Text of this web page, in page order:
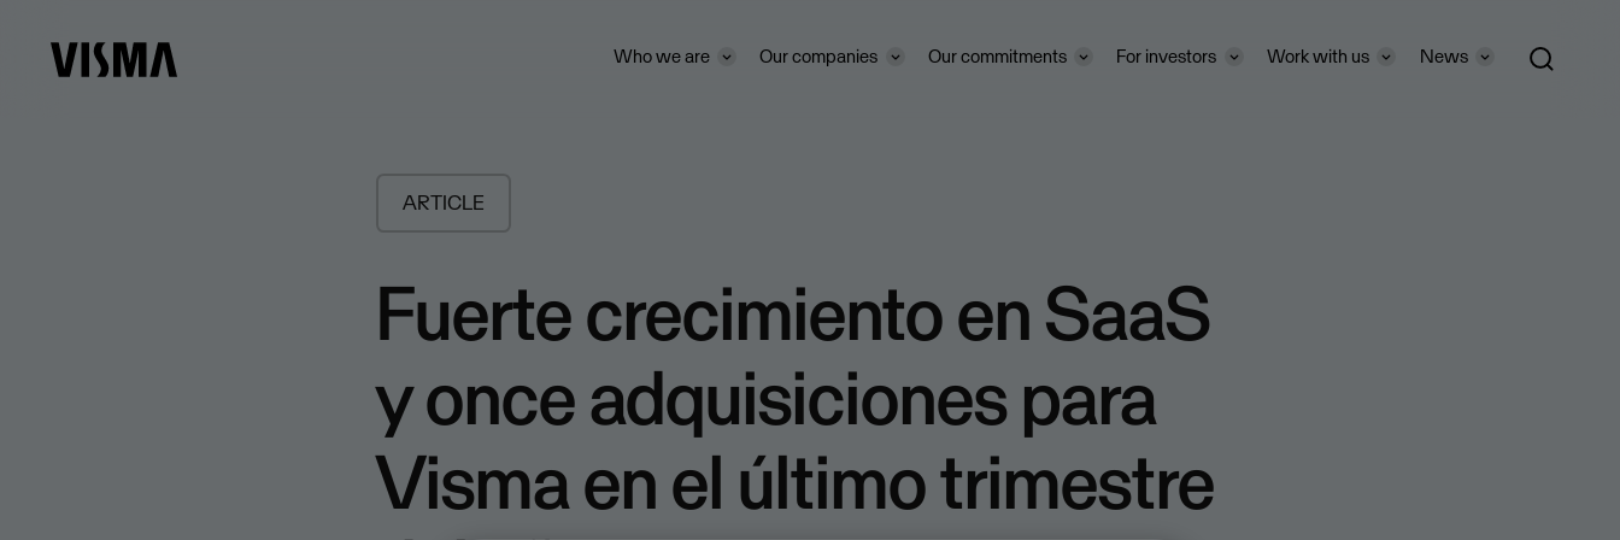
Who we are Our companies Our commitments For investors Work with us News
ARTICLE
Fuerte crecimiento en SaaS
y once adquisiciones para
Visma en el último trimestre